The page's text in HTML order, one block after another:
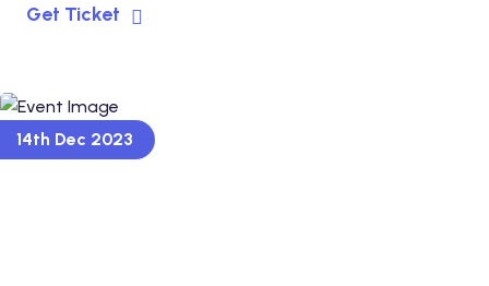
Get Ticket
14th Dec 2023